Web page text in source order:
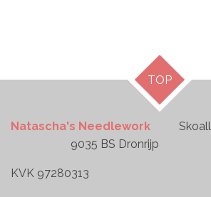
TOP
Natascha's Needlework
9035 BS Dronrijp
KVK 97280313